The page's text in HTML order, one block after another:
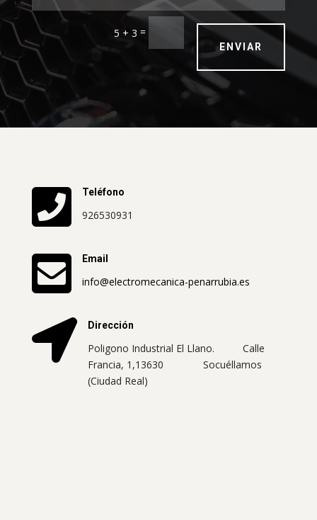
5 + 3 =
ENVIAR
 Teléfono
926530931
 Email
info@electromecanica-penarrubia.es
 Dirección
Poligono Industrial El Llano. Calle
Francia, 1,13630 Socuéllamos
(Ciudad Real)